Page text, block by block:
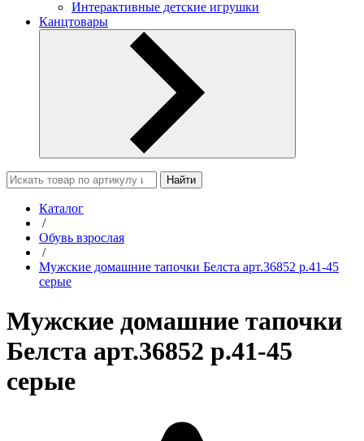
Интерактивные детские игрушки
Канцтовары
Найти
Каталог
/
Обувь взрослая
/
Мужские домашние тапочки Белста арт.36852 р.41-45
серые
Мужские домашние тапочки
Белста арт.36852 р.41-45
серые